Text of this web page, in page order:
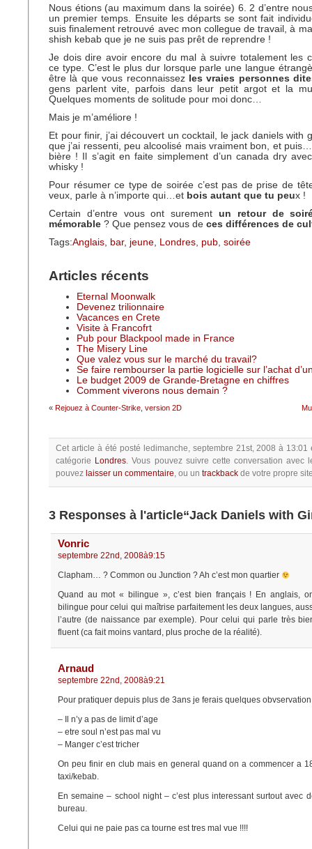
Nous étions (au maximum dans la soirée) 6. 2 d’entre
un premier temps. Ensuite les départs se sont fait
suis finalement retrouvé avec mon collegue de travail, à
shish kebab que je ne suis pas prêt de reprendre !
Je dois dire avoir encore du mal à suivre totalement les
ce type. C’est le plus dur lorsque parle une langue
être là que vous reconnaissezles vraies personnes
gens parlent vite, parfois dans leur petit argot et la
Quelques moments de solitude pour moi donc…
Mais je m’améliore !
Et pour finir, j’ai découvert un cocktail, le jack daniels with
que j’ai ressenti, peu alcoolisé mais vraiment bon, et
bière ! Il s’agit en faite simplement d’un canada dry
whisky !
Pour résumer ce type de soirée c’est pas de prise de
veux, parle à n’importe qui…et bois autant que tu peux !
Certain d’entre vous ont surement un retour de
mémorable ? Que pensez vous de ces différences de
Tags:Anglais, bar, jeune, Londres, pub, soirée
Articles récents
Eternal Moonwalk
Devenez trilionnaire
Vacances en Crete
Visite à Francofrt
Pub pour Blackpool made in France
The Misery Line
Que valez vous sur le marché du travail?
Se faire rembourser la partie logicielle sur l’achat
Le budget 2009 de Grande-Bretagne en chiffres
Comment viverons nous demain ?
« Rejouez à Counter-Strike, version 2D
Cet article à été posté ledimanche, septembre 21st, 2008 à 13:01
catégorie Londres.Vous pouvez suivre cette conversation avec
pouvez laisser un commentaire, ou un trackback de votre propre
3 Responses à l'article“Jack Daniels with
Vonric
septembre 22nd, 2008à9:15
Clapham… ? Common ou Junction ? Ah c’est mon quartier
Quand au mot « bilingue », c’est bien français ! En anglais,
bilingue pour celui qui maîtrise parfaitement les deux langues,
l’autre (de naissance par exemple). Pour celui qui parle très
fluent (ca fait moins vantard, plus proche de la réalité).
Arnaud
septembre 22nd, 2008à9:21
Pour pratiquer depuis plus de 3ans je ferais quelques
– Il n’y a pas de limit d’age
– etre soul n’est pas mal vu
– Manger c’est tricher
On peu finir en club mais en general quand on a commencer a
taxi/kebab.
En semaine – school night – c’est plus interessant surtout avec
bureau.
Celui qui ne paie pas ca tourne est tres mal vue !!!!